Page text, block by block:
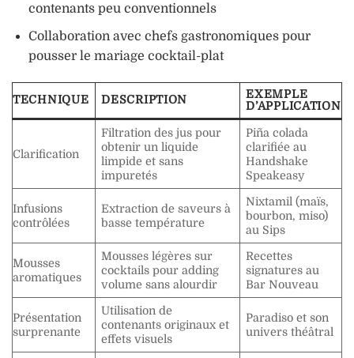
contenants peu conventionnels
Collaboration avec chefs gastronomiques pour
pousser le mariage cocktail-plat
TECHNIQUE DESCRIPTION
EXEMPLE
D’APPLICATION
Clarification
Filtration des jus pour
obtenir un liquide
limpide et sans
impuretés
Piña colada
clarifiée au
Handshake
Speakeasy
Infusions
contrôlées
Extraction de saveurs à
basse température
Nixtamil (maïs,
bourbon, miso)
au Sips
Mousses
aromatiques
Mousses légères sur
cocktails pour adding
volume sans alourdir
Recettes
signatures au
Bar Nouveau
Présentation
surprenante
Utilisation de
contenants originaux et
effets visuels
Paradiso et son
univers théâtral